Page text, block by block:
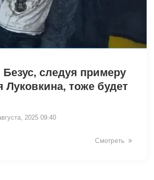
Безус, следуя примеру
Луковкина, тоже будет
2025 09:40
Смотреть